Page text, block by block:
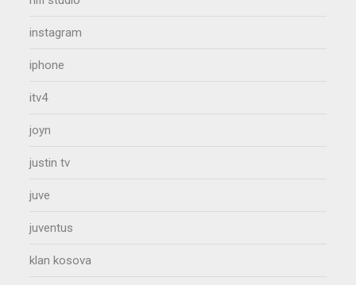
instagram
iphone
itv4
joyn
justin tv
juve
juventus
klan kosova